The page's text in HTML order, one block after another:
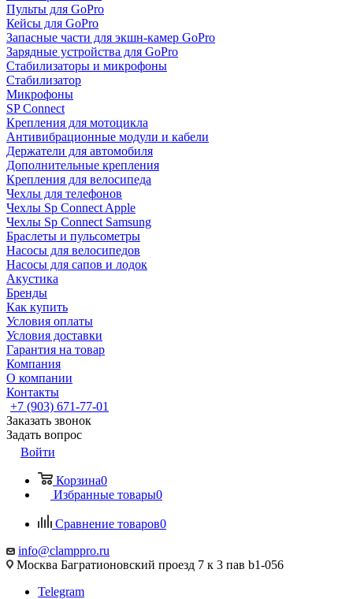
Пульты для GoPro
Кейсы для GoPro
Запасные части для экшн-камер GoPro
Зарядные устройства для GoPro
Стабилизаторы и микрофоны
Стабилизатор
Микрофоны
SP Connect
Крепления для мотоцикла
Антивибрационные модули и кабели
Держатели для автомобиля
Дополнительные крепления
Крепления для велосипеда
Чехлы для телефонов
Чехлы Sp Connect Apple
Чехлы Sp Connect Samsung
Браслеты и пульсометры
Насосы для велосипедов
Насосы для сапов и лодок
Акустика
Бренды
Как купить
Условия оплаты
Условия доставки
Гарантия на товар
Компания
О компании
Контакты
+7 (903) 671-77-01
Заказать звонок
Задать вопрос
Войти
Корзина0
Избранные товары0
Сравнение товаров0
info@clamppro.ru
Москва Багратионовский проезд 7 к 3 пав b1-056
Telegram